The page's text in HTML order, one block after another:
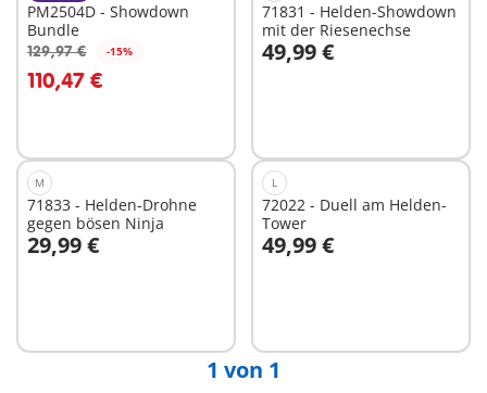
PM2504D - Showdown
Bundle
129,97 € -15%
110,47 €
In den Warenkorb
71831 - Helden-Showdown
mit der Riesenechse
49,99 €
In den Warenkorb
M
71833 - Helden-Drohne
gegen bösen Ninja
29,99 €
In den Warenkorb
L
72022 - Duell am Helden-
Tower
49,99 €
In den Warenkorb
1 von 1